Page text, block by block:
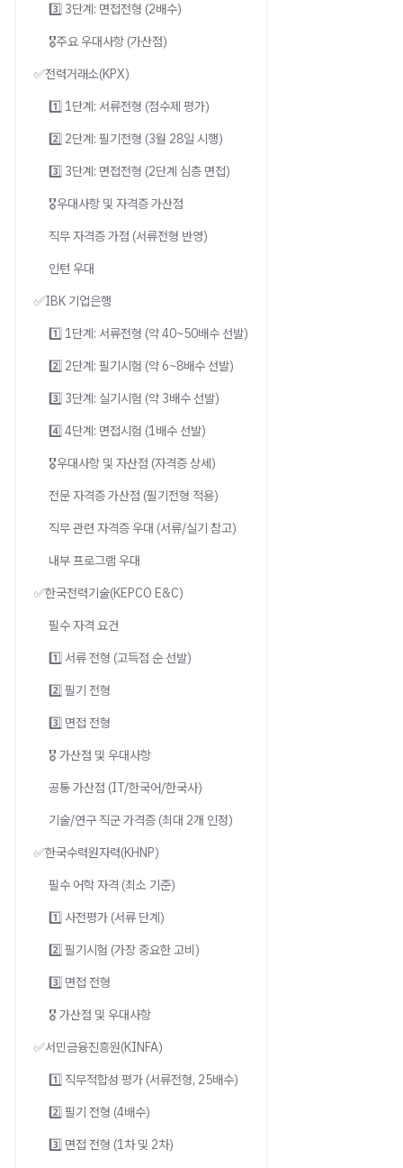
3️⃣ 3단계: 면접전형 (2배수)
🎖️주요 우대사항 (가산점)
✅전력거래소(KPX)
1️⃣ 1단계: 서류전형 (점수제 평가)
2️⃣ 2단계: 필기전형 (3월 28일 시행)
3️⃣ 3단계: 면접전형 (2단계 심층 면접)
🎖️우대사항 및 자격증 가산점
직무 자격증 가점 (서류전형 반영)
인턴 우대
✅IBK 기업은행
1️⃣ 1단계: 서류전형 (약 40~50배수 선발)
2️⃣ 2단계: 필기시험 (약 6~8배수 선발)
3️⃣ 3단계: 실기시험 (약 3배수 선발)
4️⃣ 4단계: 면접시험 (1배수 선발)
🎖️우대사항 및 자산점 (자격증 상세)
전문 자격증 가산점 (필기전형 적용)
직무 관련 자격증 우대 (서류/실기 참고)
내부 프로그램 우대
✅한국전력기술(KEPCO E&C)
필수 자격 요건
1️⃣ 서류 전형 (고득점 순 선발)
2️⃣ 필기 전형
3️⃣ 면접 전형
🎖️ 가산점 및 우대사항
공통 가산점 (IT/한국어/한국사)
기술/연구 직군 가격증 (최대 2개 인정)
✅한국수력원자력(KHNP)
필수 어학 자격 (최소 기준)
1️⃣ 사전평가 (서류 단계)
2️⃣ 필기시험 (가장 중요한 고비)
3️⃣ 면접 전형
🎖️ 가산점 및 우대사항
✅서민금융진흥원(KINFA)
1️⃣ 직무적합성 평가 (서류전형, 25배수)
2️⃣ 필기 전형 (4배수)
3️⃣ 면접 전형 (1차 및 2차)